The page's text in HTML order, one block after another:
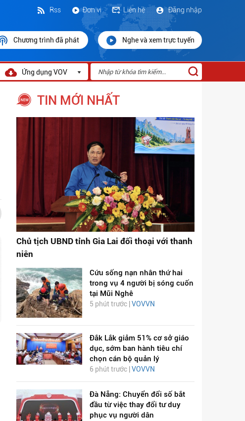
Đăng nhập
Liên hệ
Đơn vị
Rss
Chương trình đã phát Nghe và xem trực tuyến
Ứng dụng VOV
DỊCH VIÊM PHỔI COVID-
19
HÁT LÊN VIỆT NAM
TIN MỚI NHẤT
Chủ tịch UBND tỉnh Gia Lai đối thoại với thanh
niên
Cứu sống nạn nhân thứ hai
trong vụ 4 người bị sóng cuốn
tại Mũi Nghê
5 phút trước | VOVVN
Đắk Lắk giảm 51% cơ sở giáo
dục, sớm ban hành tiêu chí
chọn cán bộ quản lý
6 phút trước | VOVVN
Đà Nẵng: Chuyển đổi số bắt
đầu từ việc thay đổi tư duy
phục vụ người dân